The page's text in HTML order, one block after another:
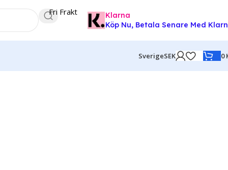
Fri Frakt
Klarna
Köp Nu, Betala Senare Med
SverigeSEK 0